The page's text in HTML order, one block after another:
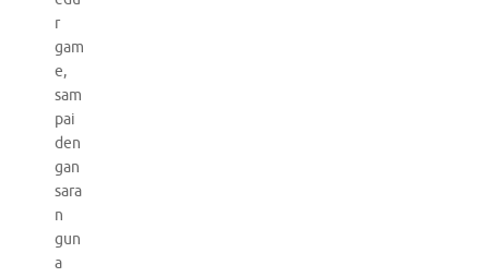
r
gam
e,
sam
pai
den
gan
sara
n
gun
a